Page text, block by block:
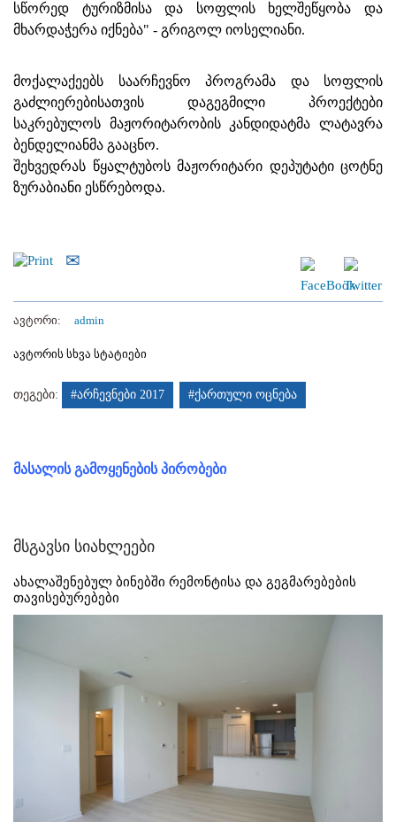
სწორედ ტურიზმისა და სოფლის ხელშეწყობა და
მხარდაჭერა იქნება" - გრიგოლ იოსელიანი.
მოქალაქეებს საარჩევნო პროგრამა და სოფლის
გაძლიერებისათვის დაგეგმილი პროექტები
საკრებულოს მაჟორიტარობის კანდიდატმა ლატავრა
ბენდელიანმა გააცნო.
შეხვედრას წყალტუბოს მაჟორიტარი დეპუტატი ცოტნე
ზურაბიანი ესწრებოდა.
ავტორი: admin
ავტორის სხვა სტატიები
თეგები: #არჩევნები 2017 #ქართული ოცნება
მასალის გამოყენების პირობები
მსგავსი სიახლეები
ახალაშენებულ ბინებში რემონტისა და გეგმარებების
თავისებურებები